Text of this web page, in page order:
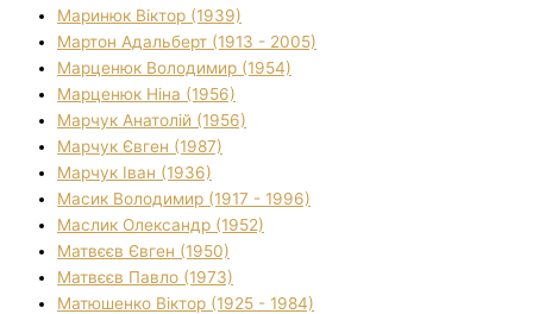
Маринюк Віктор (1939)
Мартон Адальберт (1913 - 2005)
Марценюк Володимир (1954)
Марценюк Ніна (1956)
Марчук Анатолій (1956)
Марчук Євген (1987)
Марчук Іван (1936)
Масик Володимир (1917 - 1996)
Маслик Олександр (1952)
Матвєєв Євген (1950)
Матвєєв Павло (1973)
Матюшенко Віктор (1925 - 1984)